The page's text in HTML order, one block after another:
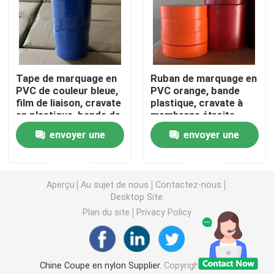
Filet d'insecte d'agriculture
Mesh Bag tissé
Mesh Netting de plastique
Maillage en fibre de verre résistant aux alcalins
serre-câble en nylon
Rideau de porte en plastique magnétique
Tape de marquage en
PVC de couleur bleue,
film de liaison, cravate
en plastique, bande de
membrane
personnalisée
envoyer une
Ruban de marquage en
PVC orange, bande
plastique, cravate à
membrane étroite
pour l'agriculture
envoyer une
Aperçu Au sujet de nous
Contactez-nous
Desktop Site
Plan du site
Privacy Policy
Chine Coupe en nylon Supplier. Copyright © 2026